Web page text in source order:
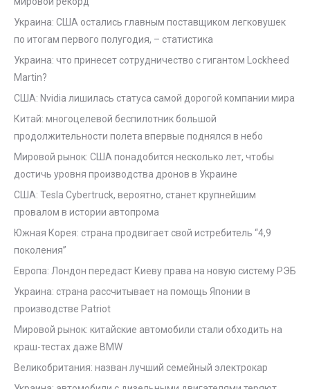
Украина: США остались главным поставщиком легковушек
по итогам первого полугодия, – статистика
Украина: что принесет сотрудничество с гигантом Lockheed
Martin?
США: Nvidia лишилась статуса самой дорогой компании мира
Китай: многоцелевой беспилотник большой
продолжительности полета впервые поднялся в небо
Мировой рынок: США понадобится несколько лет, чтобы
достичь уровня производства дронов в Украине
США: Tesla Cybertruck, вероятно, станет крупнейшим
провалом в истории автопрома
Южная Корея: страна продвигает свой истребитель “4,9
поколения”
Европа: Лондон передаст Киеву права на новую систему РЭБ
Украина: страна рассчитывает на помощь Японии в
производстве Patriot
Мировой рынок: китайские автомобили стали обходить на
краш-тестах даже BMW
Великобритания: назван лучший семейный электрокар